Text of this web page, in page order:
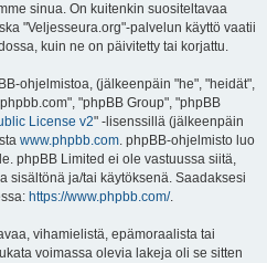
sinua. On kuitenkin suositeltavaa
"Veljesseura.org"-palvelun käyttö vaatii
kuin ne on päivitetty tai korjattu.
ohjelmistoa, (jälkeenpäin "he", "heidät",
"phpBB Group", "phpBB
License v2" -lisenssillä (jälkeenpäin
www.phpbb.com. phpBB-ohjelmisto luo
phpBB Limited ei ole vastuussa siitä,
sisältönä ja/tai käytöksenä. Saadaksesi
https://www.phpbb.com/.
vihamielistä, epämoraalista tai
voimassa olevia lakeja oli se sitten